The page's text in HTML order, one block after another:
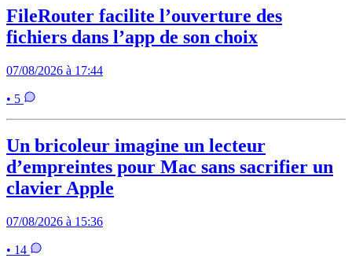
FileRouter facilite l’ouverture des
fichiers dans l’app de son choix
07/08/2026 à 17:44
• 5
Un bricoleur imagine un lecteur
d’empreintes pour Mac sans sacrifier un
clavier Apple
07/08/2026 à 15:36
• 14